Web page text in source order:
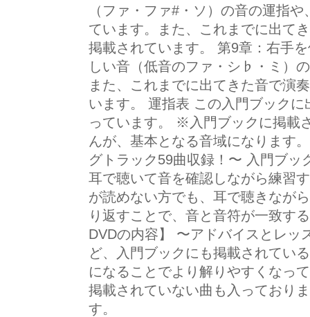
（ファ・ファ#・ソ）の音の運指
ています。また、これまでに出て
掲載されています。 第9章：右手
しい音（低音のファ・シ♭・ミ）
また、これまでに出てきた音で演
います。 運指表 この入門ブック
っています。 ※入門ブックに掲載
んが、基本となる音域になります
グトラック59曲収録！〜 入門ブッ
耳で聴いて音を確認しながら練習
が読めない方でも、耳で聴きなが
り返すことで、音と音符が一致す
DVDの内容】 〜アドバイスとレッ
ど、入門ブックにも掲載されてい
になることでより解りやすくなっ
掲載されていない曲も入っており
す。